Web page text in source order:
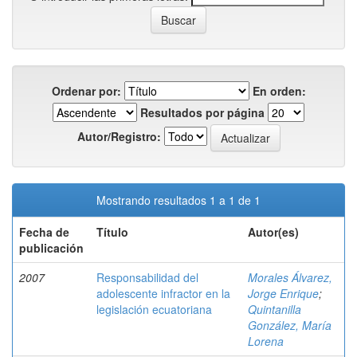
Ordenar por:
En orden:
Resultados por página
Autor/Registro:
Mostrando resultados 1 a 1 de 1
Fecha de
publicación
Título Autor(es)
2007
Responsabilidad del
adolescente infractor en la
legislación ecuatoriana
Morales Álvarez,
Jorge Enrique;
Quintanilla
González, María
Lorena